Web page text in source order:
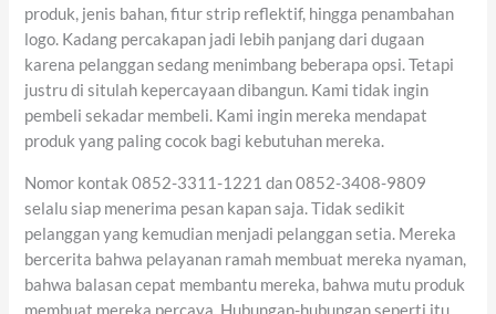
produk, jenis bahan, fitur strip reflektif, hingga penambahan
logo. Kadang percakapan jadi lebih panjang dari dugaan
karena pelanggan sedang menimbang beberapa opsi. Tetapi
justru di situlah kepercayaan dibangun. Kami tidak ingin
pembeli sekadar membeli. Kami ingin mereka mendapat
produk yang paling cocok bagi kebutuhan mereka.
Nomor kontak 0852-3311-1221 dan 0852-3408-9809
selalu siap menerima pesan kapan saja. Tidak sedikit
pelanggan yang kemudian menjadi pelanggan setia. Mereka
bercerita bahwa pelayanan ramah membuat mereka nyaman,
bahwa balasan cepat membantu mereka, bahwa mutu produk
membuat mereka percaya. Hubungan-hubungan seperti itu